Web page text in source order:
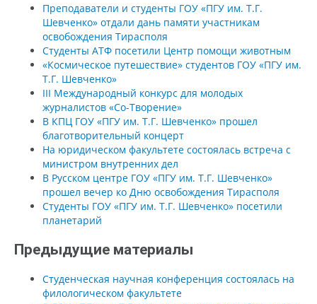
Преподаватели и студенты ГОУ «ПГУ им. Т.Г.
Шевченко» отдали дань памяти участникам
освобождения Тирасполя
Студенты АТФ посетили Центр помощи животным
«Космическое путешествие» студентов ГОУ «ПГУ им.
Т.Г. Шевченко»
III Международный конкурс для молодых
журналистов «Со-Творение»
В КПЦ ГОУ «ПГУ им. Т.Г. Шевченко» прошел
благотворительный концерт
На юридическом факультете состоялась встреча с
министром внутренних дел
В Русском центре ГОУ «ПГУ им. Т.Г. Шевченко»
прошел вечер ко Дню освобождения Тирасполя
Студенты ГОУ «ПГУ им. Т.Г. Шевченко» посетили
планетарий
Предыдущие материалы
Студенческая научная конференция состоялась на
филологическом факультете